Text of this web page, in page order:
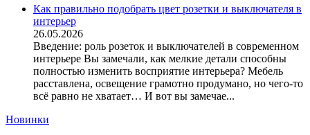
DKC (Украина)
Dyness (Китай)
E.NEXT (Украина)
EAE Electric
Eastron (Китай)
Eaton (США)
ElectrO (Украина)
Как правильно подобрать цвет розетки и выключателя в
интерьер
26.05.2026
Введение: роль розеток и выключателей в современном
интерьере Вы замечали, как мелкие детали способны
полностью изменить восприятие интерьера? Мебель
расставлена, освещение грамотно продумано, но чего-то
всё равно не хватает… И вот вы замечае...
Новинки